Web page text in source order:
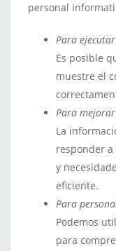
personal
Para
Es posible
muestre el
Para
La
responder
y
eficiente.
Para
Podemos
para